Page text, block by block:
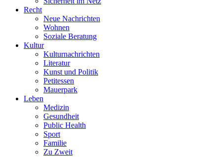
Recht
Neue Nachrichten
Wohnen
Soziale Beratung
Kultur
Kulturnachrichten
Literatur
Kunst und Politik
Petitessen
Mauerpark
Leben
Medizin
Gesundheit
Public Health
Sport
Familie
Zu Zweit